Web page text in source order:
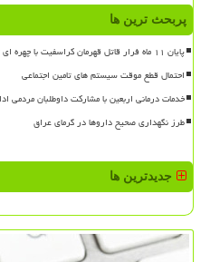
پربحث ترین ها
پایان ۱۱ ماه فرار قاتل قهرمان کراسفیت با چهره ای تغییرکرده دستگیر شد
احتمال قطع موقت سیستم های تامین اجتماعی
خدمات درمانی اربعین با مشارکت داوطلبان مردمی
طرز نگهداری صحیح داروها در گرمای عراق
جدیدترین ها